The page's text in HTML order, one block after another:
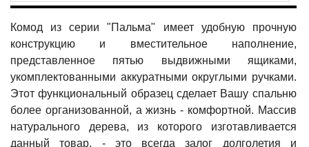
Комод из серии "Пальма" имеет удобную прочную
конструкцию и вместительное наполнение,
представленное пятью выдвижными ящиками,
укомплектованными аккуратными округлыми ручками.
Этот функциональный образец сделает Вашу спальню
более организованной, а жизнь - комфортной. Массив
натурального дерева, из которого изготавливается
данный товар, - это всегда залог долголетия и